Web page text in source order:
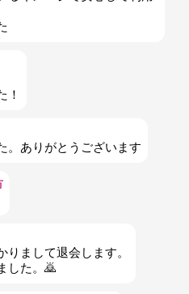
！
。ありがとうございます
りまして退会します。
した。🙇